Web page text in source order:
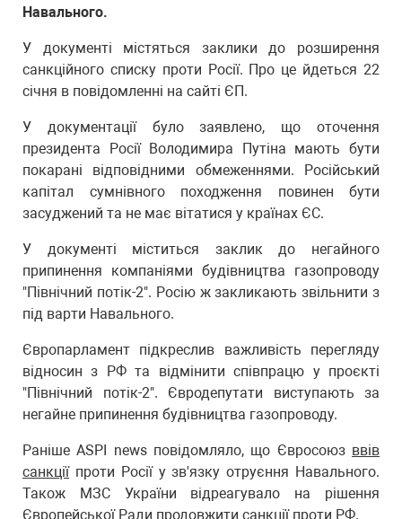
Навального.
У документі містяться заклики до розширення
санкційного списку проти Росії. Про це йдеться 22
січня в повідомленні на сайті ЄП.
У документації було заявлено, що оточення
президента Росії Володимира Путіна мають бути
покарані відповідними обмеженнями. Російський
капітал сумнівного походження повинен бути
засуджений та не має вітатися у країнах ЄС.
У документі міститься заклик до негайного
припинення компаніями будівництва газопроводу
"Північний потік-2". Росію ж закликають звільнити з
під варти Навального.
Європарламент підкреслив важливість перегляду
відносин з РФ та відмінити співпрацю у проєкті
"Північний потік-2". Євродепутати виступають за
негайне припинення будівництва газопроводу.
Раніше ASPI news повідомляло, що Євросоюз ввів
санкціїпроти Росії у зв'язку отруєння Навального.
Також МЗС України відреагувало на рішення
Європейської Ради продовжити санкціїпроти РФ.